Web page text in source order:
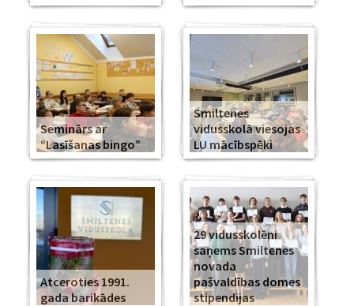
Seminārs ar
“Lasīšanas bingo”
Smiltenes
vidusskolā viesojas
LU mācībspēki
Atceroties 1991.
gada barikādes
29 vidusskolēni
saņems Smiltenes
novada
pašvaldības domes
stipendijas